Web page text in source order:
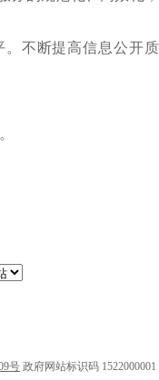
不断提高信息公开质
号 政府网站标识码 1522000001